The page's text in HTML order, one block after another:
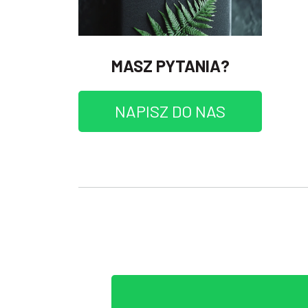
MASZ PYTANIA?
NAPISZ DO NAS